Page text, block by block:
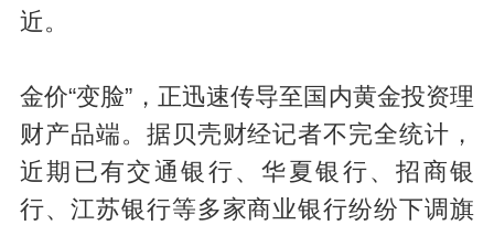
近。
金价“变脸”，正迅速传导至国内黄金投资理
财产品端。据贝壳财经记者不完全统计，
近期已有交通银行、华夏银行、招商银
行、江苏银行等多家商业银行纷纷下调旗